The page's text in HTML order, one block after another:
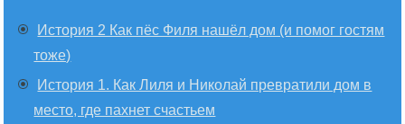
История 2 Как пёс Филя нашёл дом (и помог гостям
тоже)
История 1. Как Лиля и Николай превратили дом в
место, где пахнет счастьем